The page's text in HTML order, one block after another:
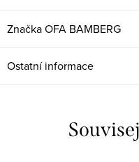
ZnačkaOFA BAMBERG
Ostatní informace